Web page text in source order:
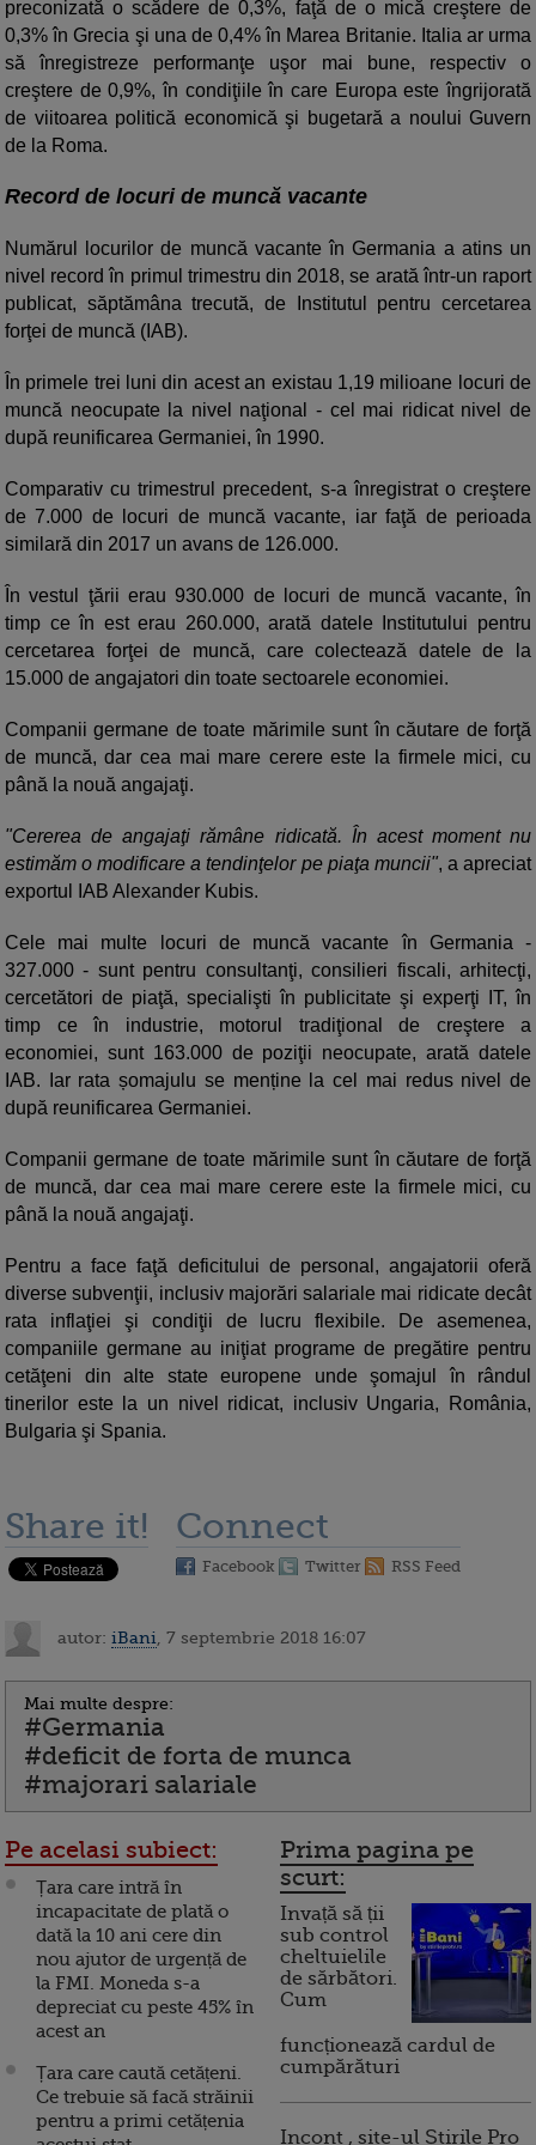
preconizată o scădere de 0,3%, faţă de o mică creştere de
0,3% în Grecia şi una de 0,4% în Marea Britanie. Italia ar urma
să înregistreze performanţe uşor mai bune, respectiv o
creştere de 0,9%, în condiţiile în care Europa este îngrijorată
de viitoarea politică economică şi bugetară a noului Guvern
de la Roma.
Record de locuri de muncă vacante
Numărul locurilor de muncă vacante în Germania a atins un
nivel record în primul trimestru din 2018, se arată într-un raport
publicat, săptămâna trecută, de Institutul pentru cercetarea
forţei de muncă (IAB).
În primele trei luni din acest an existau 1,19 milioane locuri de
muncă neocupate la nivel naţional - cel mai ridicat nivel de
după reunificarea Germaniei, în 1990.
Comparativ cu trimestrul precedent, s-a înregistrat o creştere
de 7.000 de locuri de muncă vacante, iar faţă de perioada
similară din 2017 un avans de 126.000.
În vestul ţării erau 930.000 de locuri de muncă vacante, în
timp ce în est erau 260.000, arată datele Institutului pentru
cercetarea forţei de muncă, care colectează datele de la
15.000 de angajatori din toate sectoarele economiei.
Companii germane de toate mărimile sunt în căutare de forţă
de muncă, dar cea mai mare cerere este la firmele mici, cu
până la nouă angajaţi.
"Cererea de angajaţi rămâne ridicată. În acest moment nu
estimăm o modificare a tendinţelor pe piaţa muncii", a apreciat
exportul IAB Alexander Kubis.
Cele mai multe locuri de muncă vacante în Germania -
327.000 - sunt pentru consultanţi, consilieri fiscali, arhitecţi,
cercetători de piaţă, specialişti în publicitate şi experţi IT, în
timp ce în industrie, motorul tradiţional de creştere a
economiei, sunt 163.000 de poziţii neocupate, arată datele
IAB. Iar rata șomajulu se menține la cel mai redus nivel de
după reunificarea Germaniei.
Companii germane de toate mărimile sunt în căutare de forţă
de muncă, dar cea mai mare cerere este la firmele mici, cu
până la nouă angajaţi.
Pentru a face faţă deficitului de personal, angajatorii oferă
diverse subvenţii, inclusiv majorări salariale mai ridicate decât
rata inflaţiei şi condiţii de lucru flexibile. De asemenea,
companiile germane au iniţiat programe de pregătire pentru
cetăţeni din alte state europene unde şomajul în rândul
tinerilor este la un nivel ridicat, inclusiv Ungaria, România,
Bulgaria şi Spania.
Share it! Connect
Facebook Twitter RSS Feed
autor: iBani , 7 septembrie 2018 16:07
Mai multe despre:
#Germania
#deficit de forta de munca
#majorari salariale
Pe acelasi subiect:
Țara care intră în
incapacitate de plată o
dată la 10 ani cere din
nou ajutor de urgență de
la FMI. Moneda s-a
depreciat cu peste 45% în
acest an
Țara care caută cetățeni.
Ce trebuie să facă străinii
pentru a primi cetățenia
Prima pagina pe
scurt:
Invață să ții
sub control
cheltuielile
de sărbători.
Cum
funcționează cardul de
cumpărături
Incont , site-ul Știrile Pro